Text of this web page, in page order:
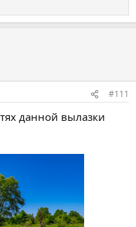
#111
данной вылазки